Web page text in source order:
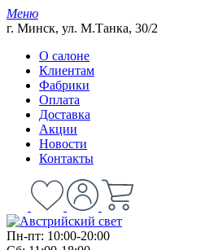
Меню
г. Минск, ул. М.Танка, 30/2
О салоне
Клиентам
Фабрики
Оплата
Доставка
Акции
Новости
Контакты
Пн-пт: 10:00-20:00